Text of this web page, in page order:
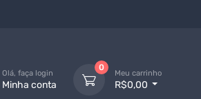
Olá, faça login
Minha conta
0
Meu carrinho
R$0,00